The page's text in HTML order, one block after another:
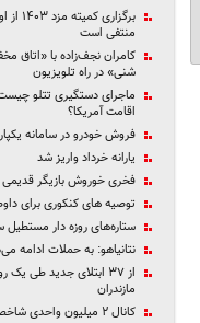
منتفی است
کامران نجف‌زاده با «اتاق
شنی» در راه تلویزیون
ماجرای دستگیری تتلو
اقامت آمریکا؟
فروش خودرو در سامانه
یارانه خرداد واریز شد
فخری خوروش بازیگر
توصیه های کنکوری برای
ستاره‌های روزه دار مستطیل
نتانیاهو: به حملات ادامه
مازندران
کانال ۲ میلیون واحدی شاخص بورس پس گرفته شد